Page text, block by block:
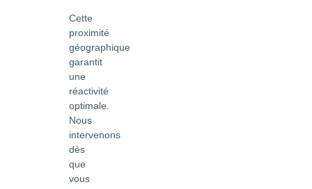
Cette
proximité
géographique
garantit
une
réactivité
optimale.
Nous
intervenons
dès
que
vous